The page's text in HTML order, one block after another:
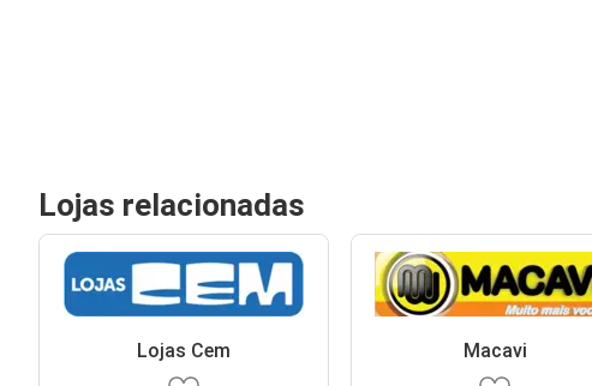
Lojas relacionadas
Lojas Cem Macavi